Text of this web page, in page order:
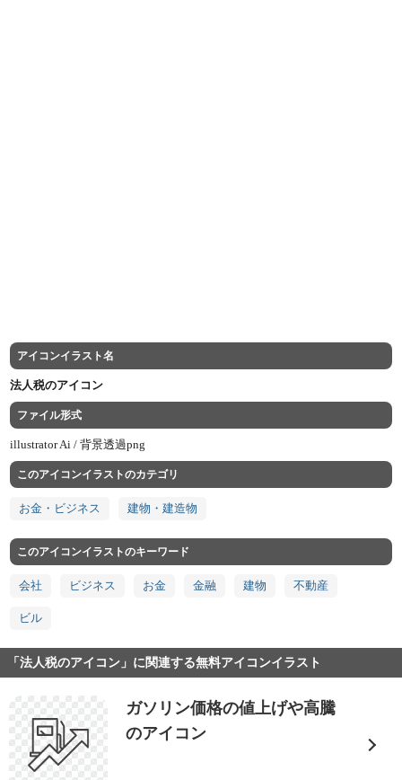
アイコンイラスト名
法人税のアイコン
ファイル形式
illustrator Ai /背景透過png
このアイコンイラストのカテゴリ
お金・ビジネス 建物・建造物
このアイコンイラストのキーワード
会社 ビジネス お金 金融 建物 不動産
ビル
「法人税のアイコン」に関連する無料アイコンイラスト
ガソリン価格の値上げや高騰
のアイコン